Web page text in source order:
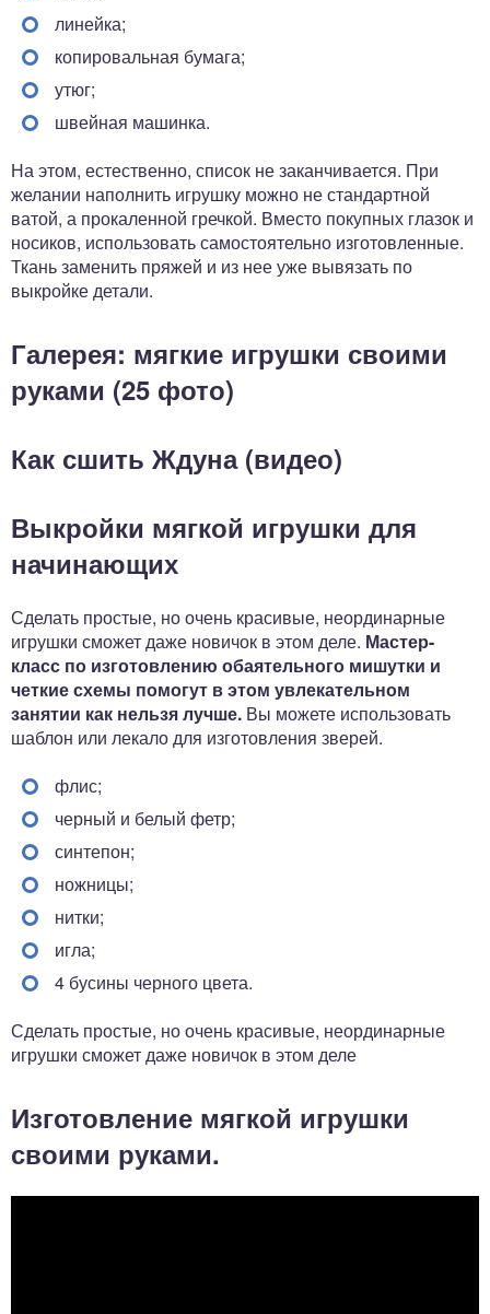
линейка;
копировальная бумага;
утюг;
швейная машинка.
На этом, естественно, список не заканчивается. При
желании наполнить игрушку можно не стандартной
ватой, а прокаленной гречкой. Вместо покупных глазок и
носиков, использовать самостоятельно изготовленные.
Ткань заменить пряжей и из нее уже вывязать по
выкройке детали.
Галерея: мягкие игрушки своими
руками (25 фото)
Как сшить Ждуна (видео)
Выкройки мягкой игрушки для
начинающих
Сделать простые, но очень красивые, неординарные
игрушки сможет даже новичок в этом деле. Мастер-
класс по изготовлению обаятельного мишутки и
четкие схемы помогут в этом увлекательном
занятии как нельзя лучше. Вы можете использовать
шаблон или лекало для изготовления зверей.
флис;
черный и белый фетр;
синтепон;
ножницы;
нитки;
игла;
4 бусины черного цвета.
Сделать простые, но очень красивые, неординарные
игрушки сможет даже новичок в этом деле
Изготовление мягкой игрушки
своими руками.